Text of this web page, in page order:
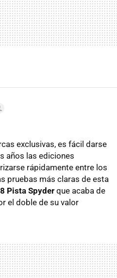
exclusivas, es fácil darse
años las ediciones
rápidamente entre los
pruebas más claras de esta
Pista Spyderque acaba de
el doble de su valor